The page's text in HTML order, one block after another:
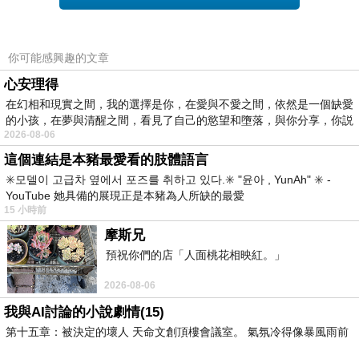
betty's貝蒂思褲管綁帶刷白七分牛仔褲(藍色)
你可能感興趣的文章
心安理得
在幻相和現實之間，我的選擇是你，在愛與不愛之間，依然是一個缺愛
的小孩，在夢與清醒之間，看見了自己的慾望和墮落，與你分享，你説
2026-08-06
這個連結是本豬最愛看的肢體語言
✳️모델이 고급차 옆에서 포즈를 취하고 있다.✳️ "윤아 , YunAh" ✳️ -
YouTube 她具備的展現正是本豬為人所缺的最愛
15 小時前
摩斯兄
預祝你們的店「人面桃花相映紅。」
2026-08-06
我與AI討論的小說劇情(15)
第十五章：被決定的壞人 天命文創頂樓會議室。 氣氛冷得像暴風雨前